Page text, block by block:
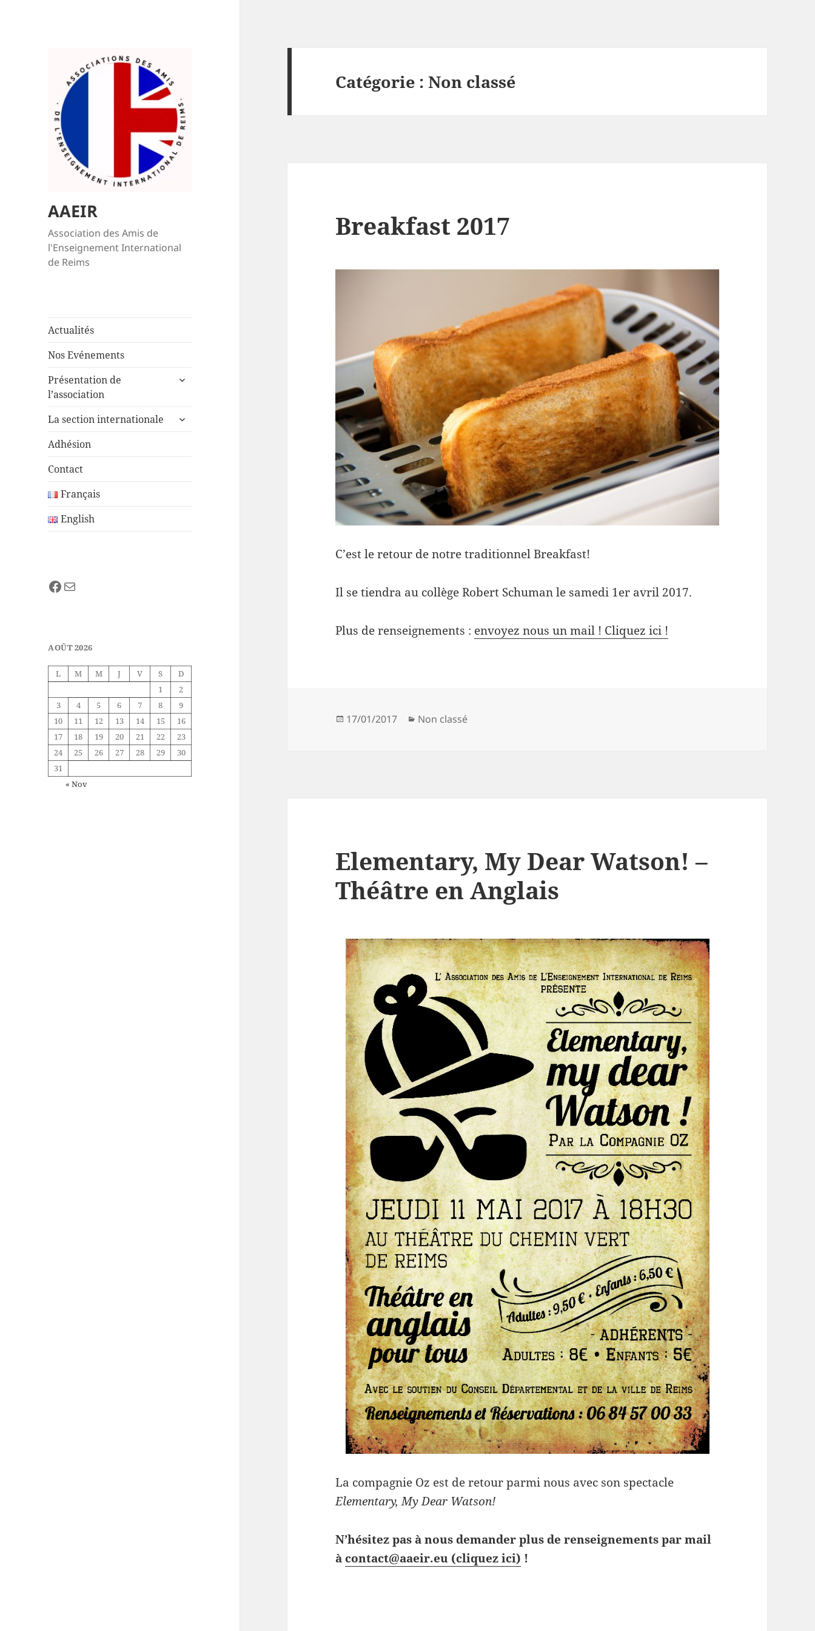
AAEIR
Association des Amis de
l'Enseignement International
de Reims
Actualités
Nos Evénements
Présentation de
l’association
ouvrir
menu
La section internationale
ouvrir
Adhésion
Contact
Français
English
Facebook
E-mail
AOÛT 2026
L M M J V S
D
1
2
3
4 5 6 7 8
9
10
11 12 13 14 15
16
17
18 19 20 21 22
23
24
25 26 27 28 29
30
31
« Nov
Catégorie :Non classé
Breakfast 2017
C’est le retour de notre traditionnel Breakfast!
Il se tiendra au collège Robert Schuman le samedi 1er avril 2017.
Plus de renseignements : envoyez nous un mail ! Cliquez ici !
Publié
17/01/2017 Catégories
Non classé
Elementary, My Dear Watson! –
Théâtre en Anglais
La compagnie Oz est de retour parmi nous avec son spectacle
Elementary, My Dear Watson!
N’hésitez pas à nous demander plus de renseignements par mail
à contact@aaeir.eu (cliquez ici) !